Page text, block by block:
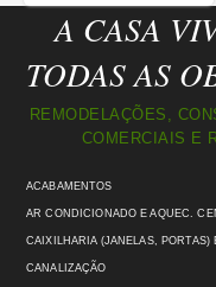
A CASA
TODAS AS
REMODELAÇÕES,
COMERCIAIS E
ACABAMENTOS
AR CONDICIONADO E AQUEC.
CAIXILHARIA (JANELAS, PORTAS)
CANALIZAÇÃO